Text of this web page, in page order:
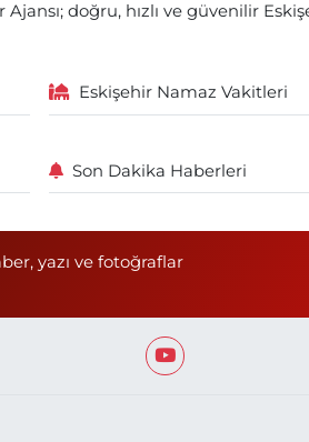
doğru, hızlı ve güvenilir
Eskişehir Namaz Vakitleri
Son Dakika Haberleri
yazı ve fotoğraflar